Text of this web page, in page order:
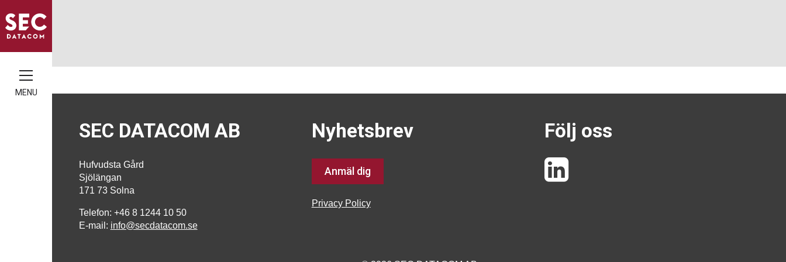
MENU
SEC DATACOM AB
Hufvudsta Gård
Sjölängan
171 73 Solna
Telefon: +46 8 1244 10 50
E-mail: info@secdatacom.se
Nyhetsbrev
Anmäl dig
Privacy Policy
Följ oss